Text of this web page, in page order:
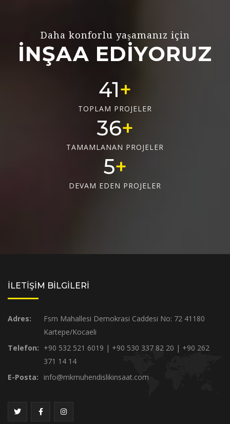
Daha konforlu yaşamanız için
İNŞAA EDİYORUZ
51
TOPLAM PROJELER
46
TAMAMLANAN PROJELER
6
DEVAM EDEN PROJELER
İLETİŞİM BİLGİLERİ
Adres:
Fsm Mahallesi Demokrasi Caddesi No: 72 41180
Kartepe/Kocaeli
Telefon: +90 532 521 6019 | +90 530 337 82 20 | +90 262
371 14 14
E-Posta:
info@mkmuhendislikinsaat.com